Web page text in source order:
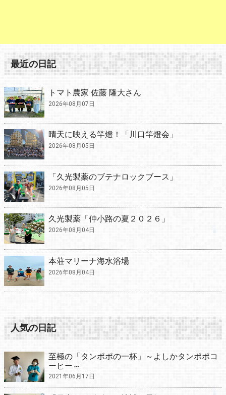
最近の日記
トマト農家 佐藤 隆大さん
2026年08月07日
晴天に映える竿燈！「川口竿燈会」
2026年08月05日
「久光製薬のブテナロックブース」
2026年08月05日
久光製薬「仲小路の夏２０２６」
2026年08月04日
本荘マリーナ海水浴場
2026年08月04日
人気の日記
至極の「タンポポの一杯」～よしかタンポポコ
ーヒー～
2021年06月17日